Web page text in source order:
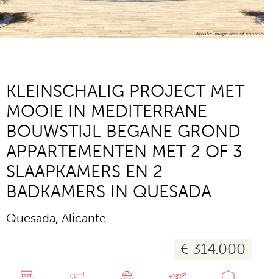
20 foto's
KLEINSCHALIG PROJECT MET
MOOIE IN MEDITERRANE
BOUWSTIJL BEGANE GROND
APPARTEMENTEN MET 2 OF 3
SLAAPKAMERS EN 2
BADKAMERS IN QUESADA
Quesada, Alicante
€ 314.000